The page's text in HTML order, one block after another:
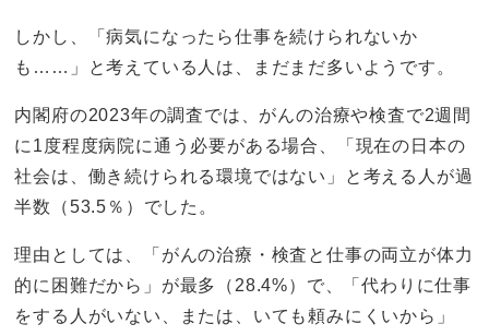
しかし、「病気になったら仕事を続けられないか
も……」と考えている人は、まだまだ多いようです。
内閣府の2023年の調査では、がんの治療や検査で2週間
に1度程度病院に通う必要がある場合、「現在の日本の
社会は、働き続けられる環境ではない」と考える人が過
半数（53.5％）でした。
理由としては、「がんの治療・検査と仕事の両立が体力
的に困難だから」が最多（28.4%）で、「代わりに仕事
をする人がいない、または、いても頼みにくいから」